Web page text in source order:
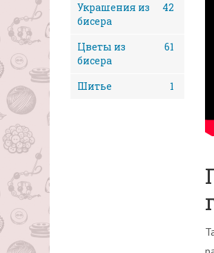
Украшения из
бисера
42
Цветы из
бисера
61
Шитье 1